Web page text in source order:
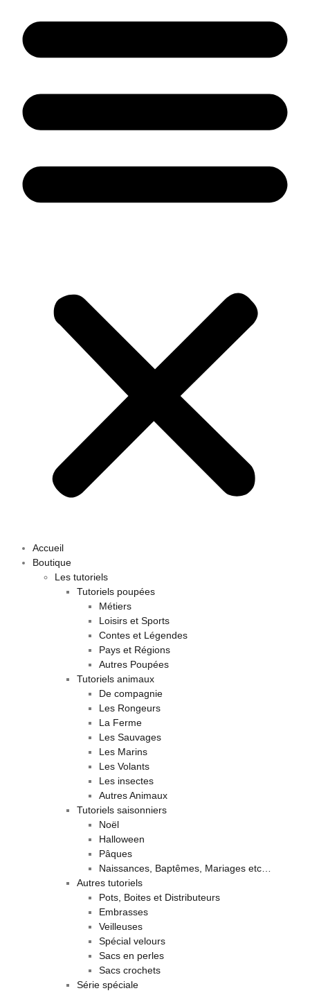
Accueil
Boutique
Les tutoriels
Tutoriels poupées
Métiers
Loisirs et Sports
Contes et Légendes
Pays et Régions
Autres Poupées
Tutoriels animaux
De compagnie
Les Rongeurs
La Ferme
Les Sauvages
Les Marins
Les Volants
Les insectes
Autres Animaux
Tutoriels saisonniers
Noël
Halloween
Pâques
Naissances, Baptêmes, Mariages etc…
Autres tutoriels
Pots, Boites et Distributeurs
Embrasses
Veilleuses
Spécial velours
Sacs en perles
Sacs crochets
Série spéciale